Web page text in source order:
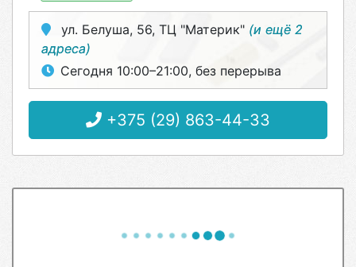
ул. Белуша, 56, ТЦ "Материк" (и ещё 2
адреса)
Сегодня 10:00–21:00, без перерыва
+375 (29) 863-44-33